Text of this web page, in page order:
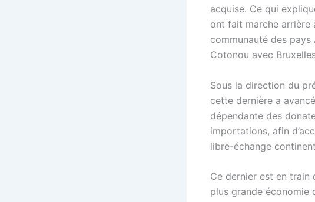
acquise. Ce qui
ont fait marche arrière
communauté des pays
Cotonou avec
Sous la direction du
cette dernière a
dépendante des
importations, afin
libre-échange
Ce dernier est en train
plus grande économie